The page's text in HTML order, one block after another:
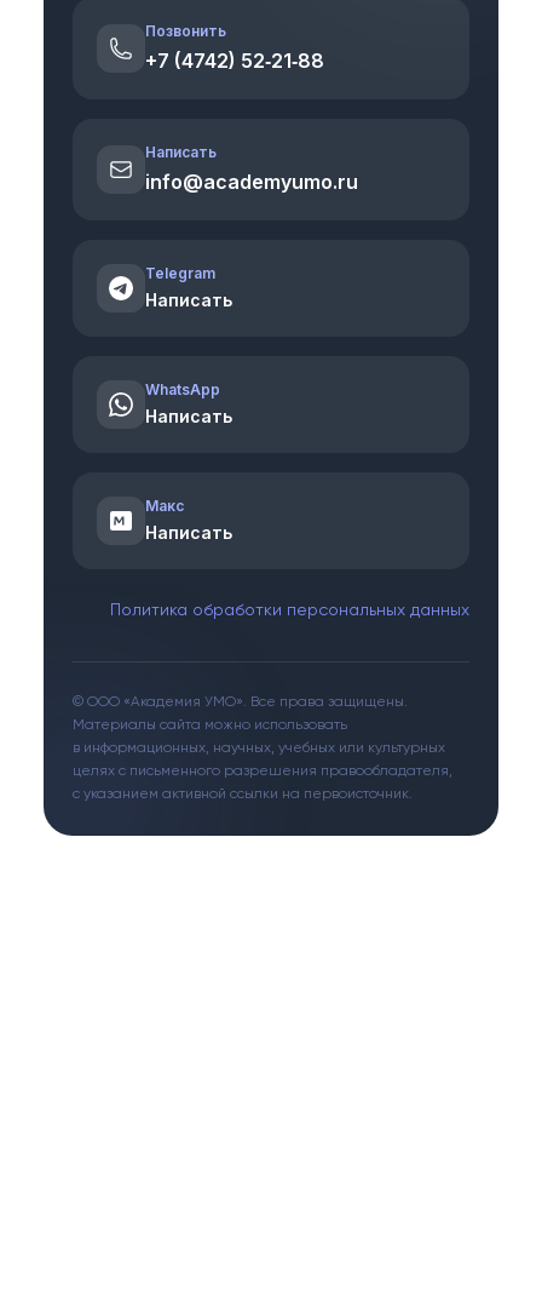
Позвонить
+7 (4742) 52‑21‑88
Написать
info@academyumo.ru
Telegram
Написать
WhatsApp
Написать
Макс
Написать
Политика обработки персональных данных
© ООО «Академия УМО». Все права защищены.
Материалы сайта можно использовать
в информационных, научных, учебных или культурных
целях с письменного разрешения правообладателя,
с указанием активной ссылки на первоисточник.